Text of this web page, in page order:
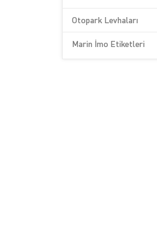
Otopark Levhaları
Marin İmo Etiketleri